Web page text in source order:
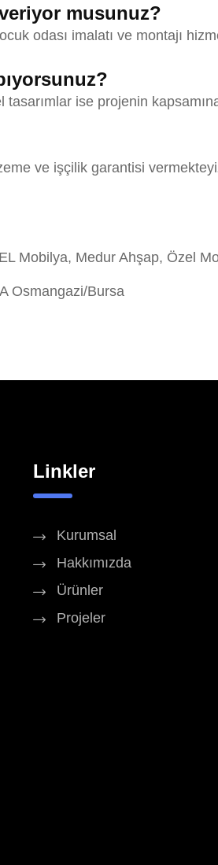
musunuz?
odası imalatı ve montajı
ise projenin
ve işçilik garantisi
Mobilya, Medur Ahşap, Özel
Osmangazi/Bursa
Linkler
Kurumsal
Hakkımızda
Ürünler
Projeler